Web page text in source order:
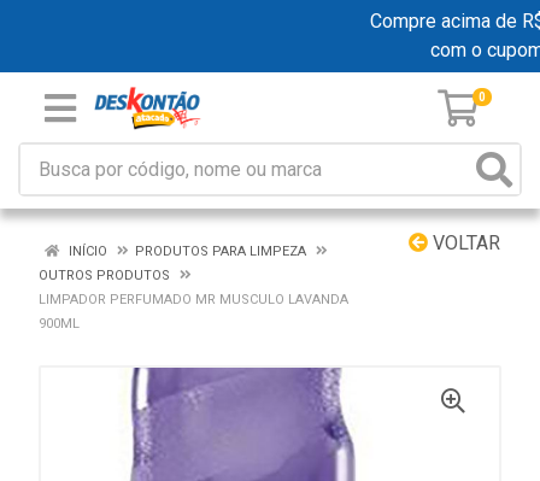
Compre acima de
com o
0
VOLTAR
INÍCIO
PRODUTOS PARA LIMPEZA
OUTROS PRODUTOS
LIMPADOR PERFUMADO MR MUSCULO LAVANDA
900ML